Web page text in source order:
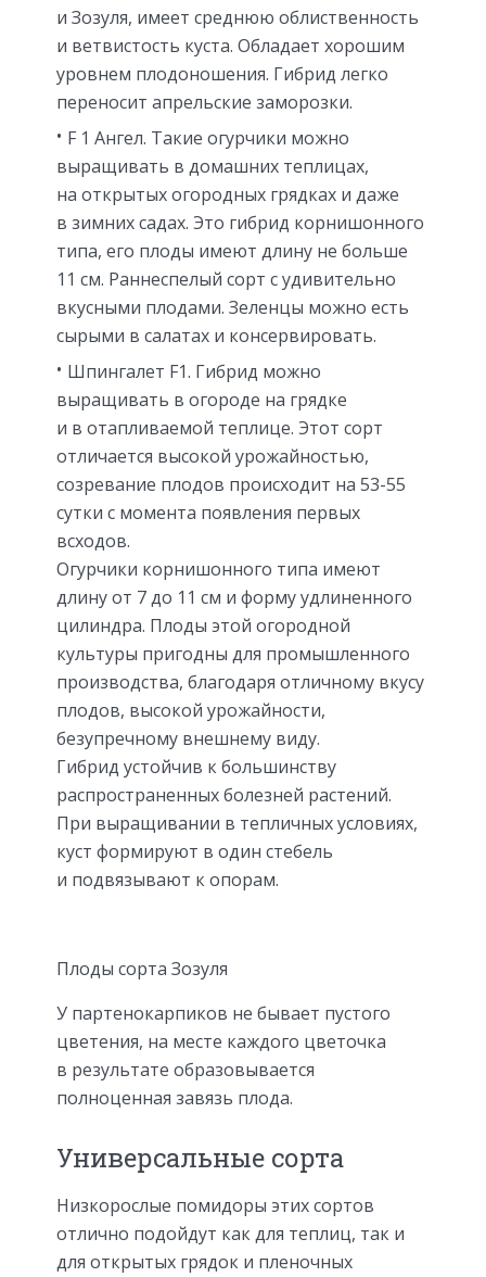
и Зозуля, имеет среднюю облиственность
и ветвистость куста. Обладает хорошим
уровнем плодоношения. Гибрид легко
переносит апрельские заморозки.
F 1 Ангел. Такие огурчики можно
выращивать в домашних теплицах,
на открытых огородных грядках и даже
в зимних садах. Это гибрид корнишонного
типа, его плоды имеют длину не больше
11 см. Раннеспелый сорт с удивительно
вкусными плодами. Зеленцы можно есть
сырыми в салатах и консервировать.
Шпингалет F1. Гибрид можно
выращивать в огороде на грядке
и в отапливаемой теплице. Этот сорт
отличается высокой урожайностью,
созревание плодов происходит на 53-55
сутки с момента появления первых
всходов.
Огурчики корнишонного типа имеют
длину от 7 до 11 см и форму удлиненного
цилиндра. Плоды этой огородной
культуры пригодны для промышленного
производства, благодаря отличному вкусу
плодов, высокой урожайности,
безупречному внешнему виду.
Гибрид устойчив к большинству
распространенных болезней растений.
При выращивании в тепличных условиях,
куст формируют в один стебель
и подвязывают к опорам.
Плоды сорта Зозуля
У партенокарпиков не бывает пустого
цветения, на месте каждого цветочка
в результате образовывается
полноценная завязь плода.
Универсальные сорта
Низкорослые помидоры этих сортов
отлично подойдут как для теплиц, так и
для открытых грядок и пленочных